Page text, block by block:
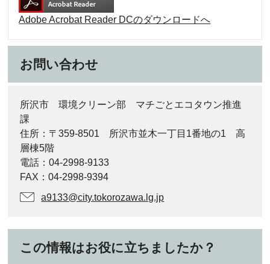
Adobe Acrobat Reader DCのダウンロードへ
お問い合わせ
所沢市 環境クリーン部 マチごとエコタウン推進
課
住所：〒359-8501 所沢市並木一丁目1番地の1 高
層棟5階
電話：04-2998-9133
FAX：04-2998-9394
a9133@city.tokorozawa.lg.jp
この情報はお役に立ちましたか？